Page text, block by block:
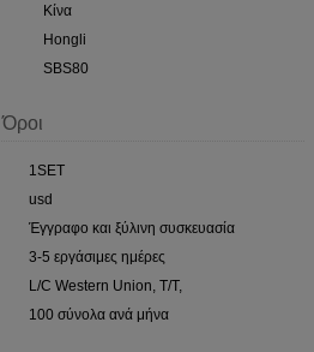
Κίνα
Hongli
SBS80
1SET
usd
Έγγραφο και ξύλινη συσκευασία
3-5 εργάσιμες ημέρες
L/C Western Union, T/T,
100 σύνολα ανά μήνα